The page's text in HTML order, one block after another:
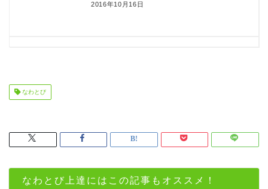
2016年10月16日
なわとび
なわとび上達にはこの記事もオススメ！